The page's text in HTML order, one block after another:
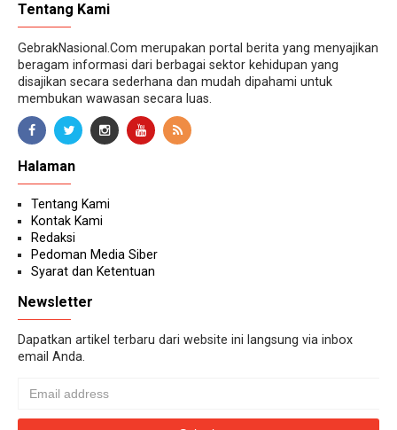
Tentang Kami
GebrakNasional.Com merupakan portal berita yang menyajikan
beragam informasi dari berbagai sektor kehidupan yang
disajikan secara sederhana dan mudah dipahami untuk
membukan wawasan secara luas.
Halaman
Tentang Kami
Kontak Kami
Redaksi
Pedoman Media Siber
Syarat dan Ketentuan
Newsletter
Dapatkan artikel terbaru dari website ini langsung via inbox
email Anda.